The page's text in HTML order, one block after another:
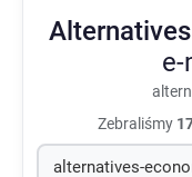
Zebraliśmy